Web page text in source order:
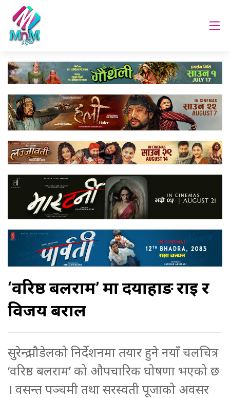
‘वरिष्ठ बलराम’ मा दयाहाङ राई र
विजय बराल
सुरेन्द्र पौडेलको निर्देशनमा तयार हुने नयाँ चलचित्र
‘वरिष्ठ बलराम’ को औपचारिक घोषणा भएको छ
। वसन्त पञ्चमी तथा सरस्वती पूजाको अवसर